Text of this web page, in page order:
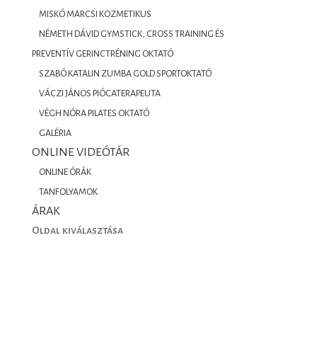
MISKÓ MARCSI KOZMETIKUS
NÉMETH DÁVID GYMSTICK, CROSS TRAINING ÉS
PREVENTÍV GERINCTRÉNING OKTATÓ
SZABÓ KATALIN ZUMBA GOLD SPORTOKTATÓ
VÁCZI JÁNOS PIÓCATERAPEUTA
VÉGH NÓRA PILATES OKTATÓ
GALÉRIA
ONLINE VIDEÓTÁR
ONLINE ÓRÁK
TANFOLYAMOK
ÁRAK
Oldal kiválasztása